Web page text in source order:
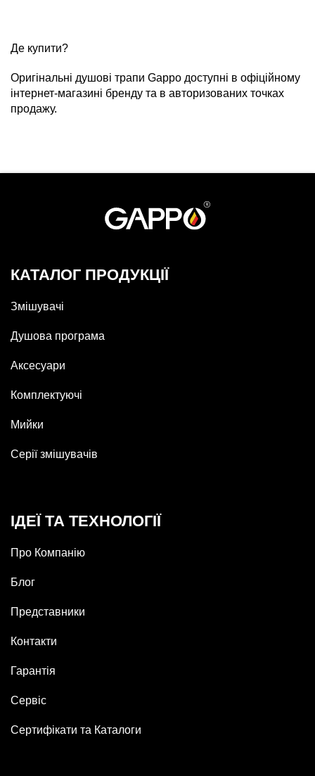
Де купити?
Оригінальні душові трапи Gappo доступні в офіційному
інтернет-магазині бренду та в авторизованих точках
продажу.
КАТАЛОГ ПРОДУКЦІЇ
Змішувачі
Душова програма
Аксесуари
Комплектуючі
Мийки
Серії змішувачів
ІДЕЇ ТА ТЕХНОЛОГІЇ
Про Компанію
Блог
Представники
Контакти
Гарантія
Сервіс
Сертифікати та Каталоги